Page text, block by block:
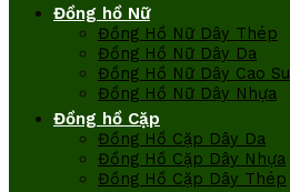
Đồng hồ Nữ
Đồng Hồ Nữ Dây Thép
Đồng Hồ Nữ Dây Da
Đồng Hồ Nữ Dây Cao Su
Đồng Hồ Nữ Dây Nhựa
Đồng hồ Cặp
Đồng Hồ Cặp Dây Da
Đồng Hồ Cặp Dây Nhựa
Đồng Hồ Cặp Dây Thép